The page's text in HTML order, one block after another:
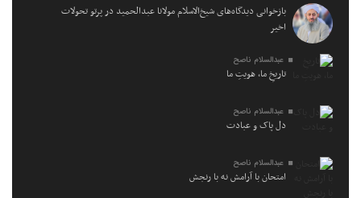
بازخوانی دیدگاه‌های شیخ‌الاسلام مولانا عبدالحمید در پرتو تحولات
اخیر
عبدالسلام ناصح
تاریخِ ما، هویتِ ما
عبدالسلام ناصح
دل پاک و عبادت
عبدالسلام ناصح
امتحان با آرامش نه با رنجش